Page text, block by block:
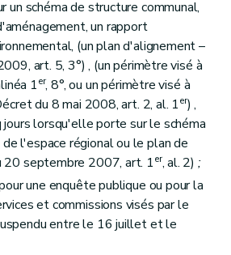
3 Des dispositions communes
De l'introduction et de l'instruction de la demande de permis
De la décision du collège des bourgmestre et échevins
De la saisine du fonctionnaire délégué
Des recours
schéma de structure communal,
un rapport
(un plan d'alignement –
art. 5, 3°) , (un périmètre visé à
1er, 8°, ou un périmètre visé à
du 8 mai 2008, art. 2, al. 1er) ,
lorsqu'elle porte sur le schéma
l'espace régional ou le plan de
20 septembre 2007, art. 1er, al. 2) ;
une enquête publique ou pour la
et commissions visés par le
entre le 16 juillet et le